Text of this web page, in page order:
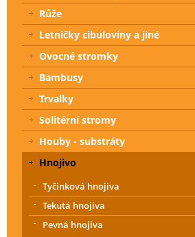
Růže
Letničky cibuloviny a jiné
Ovocné stromky
Bambusy
Trvalky
Solitérní stromy
Houby - substráty
Hnojivo
Tyčinková hnojiva
Tekutá hnojiva
Pevná hnojiva